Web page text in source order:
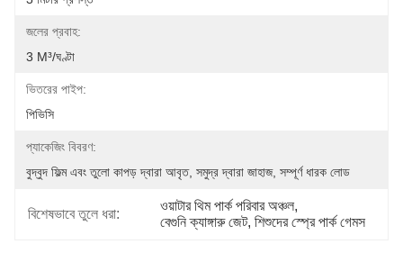
জলের প্রবাহ:
3 M³/ঘণ্টা
ভিতরের পাইপ:
পিভিসি
প্যাকেজিং বিবরণ:
বুদ্বুদ ফিল্ম এবং তুলো কাপড় দ্বারা আবৃত, সমুদ্র দ্বারা জাহাজ, সম্পূর্ণ ধারক লোড
বিশেষভাবে তুলে ধরা:
ওয়াটার থিম পার্ক পরিবার অঞ্চল,
বেগুনি ক্যাঙ্গারু জেট, শিশুদের স্প্রে পার্ক গেমস